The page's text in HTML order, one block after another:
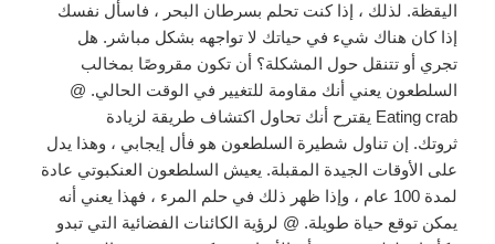
اليقظة. لذلك ، إذا كنت تحلم بسرطان البحر ، فاسأل نفسك
إذا كان هناك شيء في حياتك لا تواجهه بشكل مباشر. هل
تجري أو تتنقل حول المشكلة؟ أن تكون مقروصًا بمخالب
السلطعون يعني أنك مقاومة للتغيير في الوقت الحالي. @
Eating crab يقترح أنك تحاول اكتشاف طريقة لزيادة
ثروتك. إن تناول شطيرة السلطعون هو فأل إيجابي ، وهذا يدل
على الأوقات الجيدة المقبلة. يعيش السلطعون العنكبوتي عادة
لمدة 100 عام ، وإذا ظهر ذلك في حلم المرء ، فهذا يعني أنه
يمكن توقع حياة طويلة. @ لرؤية الكائنات الفضائية التي تبدو